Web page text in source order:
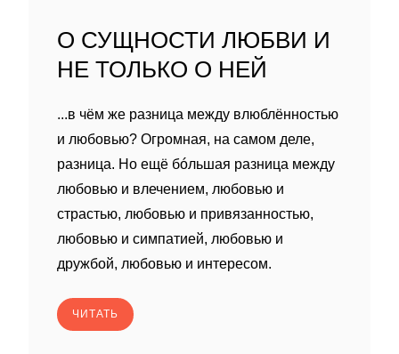
О СУЩНОСТИ ЛЮБВИ И
НЕ ТОЛЬКО О НЕЙ
...в чём же разница между влюблённостью
и любовью? Огромная, на самом деле,
разница. Но ещё бóльшая разница между
любовью и влечением, любовью и
страстью, любовью и привязанностью,
любовью и симпатией, любовью и
дружбой, любовью и интересом.
ЧИТАТЬ